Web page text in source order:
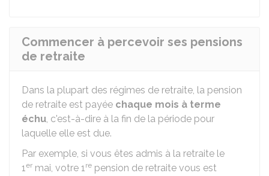
Commencer à percevoir ses pensions
de retraite
Dans la plupart des régimes de retraite, la pension
de retraite est payée chaque mois à terme
échu, c'est-à-dire à la fin de la période pour
laquelle elle est due.
Par exemple, si vous êtes admis à la retraite le
1er mai, votre 1re pension de retraite vous est